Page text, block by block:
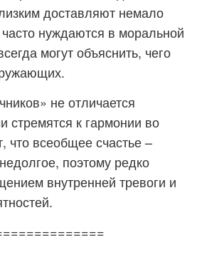
доставляют немало
нуждаются в моральной
могут объяснить, чего
не отличается
стремятся к гармонии во
что всеобщее счастье –
поэтому редко
внутренней тревоги и